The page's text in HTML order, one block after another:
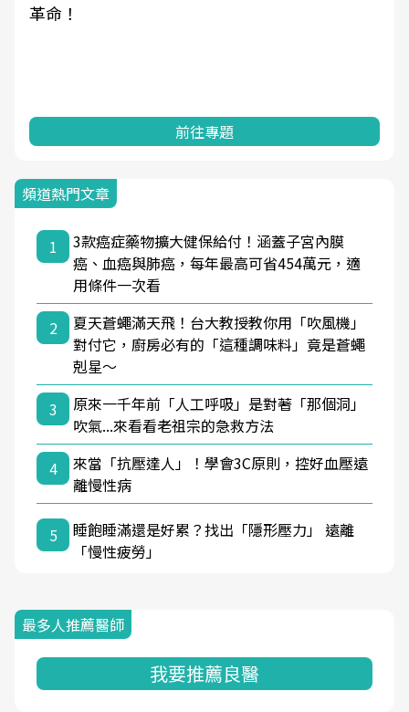
革命！
前往專題
頻道熱門文章
1
3款癌症藥物擴大健保給付！涵蓋子宮內膜
癌、血癌與肺癌，每年最高可省454萬元，適
用條件一次看
2
夏天蒼蠅滿天飛！台大教授教你用「吹風機」
對付它，廚房必有的「這種調味料」竟是蒼蠅
剋星～
3
原來一千年前「人工呼吸」是對著「那個洞」
吹氣...來看看老祖宗的急救方法
4
來當「抗壓達人」！學會3C原則，控好血壓遠
離慢性病
5
睡飽睡滿還是好累？找出「隱形壓力」 遠離
「慢性疲勞」
最多人推薦醫師
我要推薦良醫